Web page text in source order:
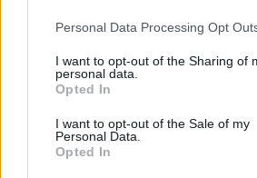
Please note that this website/app uses
not limited to your visit or usage
grant or deny consent to Google and
use your data for below specified
consent section.
Personal Data Processing Opt
I want to opt-out of the Sharing of
personal data.
Opted In
I want to opt-out of the Sale of my
Personal Data.
Opted In